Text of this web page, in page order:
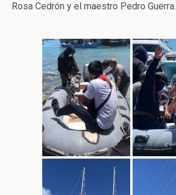
Rosa Cedrón y el maestro Pedro Guerra.